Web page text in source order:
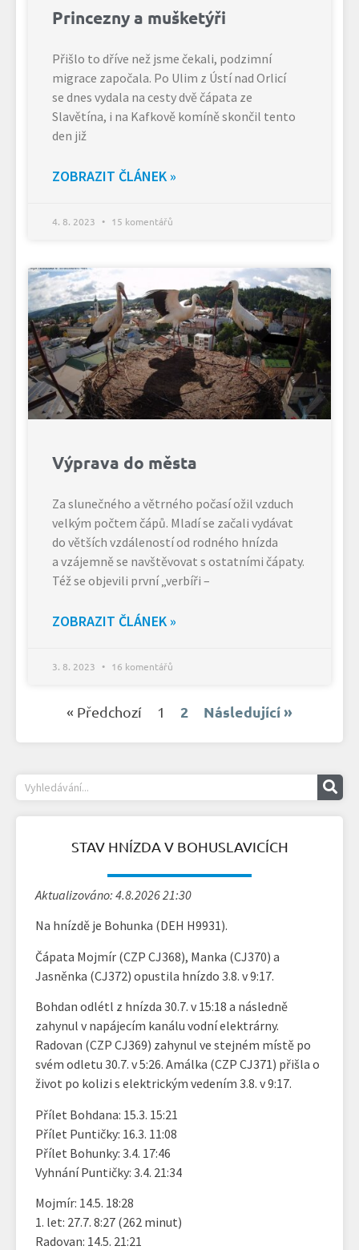
Princezny a mušketýři
Přišlo to dříve než jsme čekali, podzimní
migrace započala. Po Ulim z Ústí nad Orlicí
se dnes vydala na cesty dvě čápata ze
Slavětína, i na Kafkově komíně skončil tento
den již
ZOBRAZIT ČLÁNEK »
4. 8. 2023 15 komentářů
Výprava do města
Za slunečného a větrného počasí ožil vzduch
velkým počtem čápů. Mladí se začali vydávat
do větších vzdáleností od rodného hnízda
a vzájemně se navštěvovat s ostatními čápaty.
Též se objevili první „verbíři –
ZOBRAZIT ČLÁNEK »
3. 8. 2023 16 komentářů
« Předchozí 1 2 Následující »
STAV HNÍZDA V BOHUSLAVICÍCH
Aktualizováno: 4.8.2026 21:30
Na hnízdě je Bohunka (DEH H9931).
Čápata Mojmír (CZP CJ368), Manka (CJ370) a
Jasněnka (CJ372) opustila hnízdo 3.8. v 9:17.
Bohdan odlétl z hnízda 30.7. v 15:18 a následně
zahynul v napájecím kanálu vodní elektrárny.
Radovan (CZP CJ369) zahynul ve stejném místě po
svém odletu 30.7. v 5:26. Amálka (CZP CJ371) přišla o
život po kolizi s elektrickým vedením 3.8. v 9:17.
Přílet Bohdana: 15.3. 15:21
Přílet Puntičky: 16.3. 11:08
Přílet Bohunky: 3.4. 17:46
Vyhnání Puntičky: 3.4. 21:34
Mojmír: 14.5. 18:28
1. let: 27.7. 8:27 (262 minut)
Radovan: 14.5. 21:21